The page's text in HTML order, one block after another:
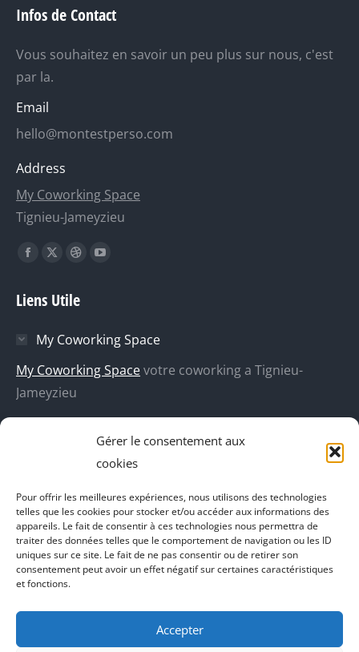
Gérer le consentement aux
cookies
Pour offrir les meilleures expériences, nous utilisons des technologies
telles que les cookies pour stocker et/ou accéder aux informations des
appareils. Le fait de consentir à ces technologies nous permettra de
traiter des données telles que le comportement de navigation ou les ID
uniques sur ce site. Le fait de ne pas consentir ou de retirer son
consentement peut avoir un effet négatif sur certaines caractéristiques
et fonctions.
Accepter
Infos de Contact
Vous souhaitez en savoir un peu plus sur nous, c'est
par la.
Email
hello@montestperso.com
Address
My Coworking Space
Tignieu-Jameyzieu
Trouvez nous sur :
La
Facebook
dans
une
nouvelle
La
X
dans
une
nouvelle
La
Dribble
dans
une
nouvelle
La
dans
une
Liens Utile
My Coworking Space
My Coworking Spacevotre coworking a Tignieu-
Jameyzieu
Agence de communication Akinai
Vecteur de croissance
L'instant Ki
Il parlent de vous